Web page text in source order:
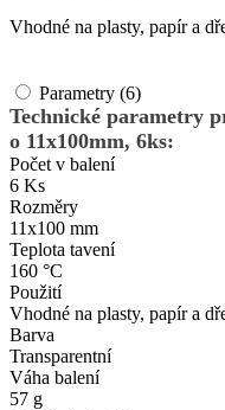
Vhodné na plasty, papír a
Parametry (6)
Technické parametry
o 11x100mm, 6ks:
Počet v balení
6 Ks
Rozměry
11x100 mm
Teplota tavení
160 °C
Použití
Vhodné na plasty, papír a
Barva
Transparentní
Váha balení
57 g